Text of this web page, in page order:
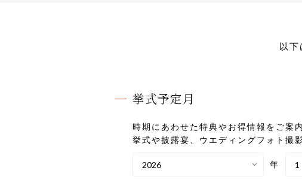
以下
挙式予定月
時期にあわせた特典やお得情報をご案
挙式や披露宴、ウエディングフォト撮
年